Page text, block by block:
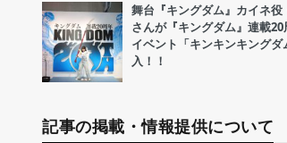
舞台『キングダム』カイネ役
さんが『キングダム』連載
イベント「キンキンキングダ
入！！
記事の掲載・情報提供について